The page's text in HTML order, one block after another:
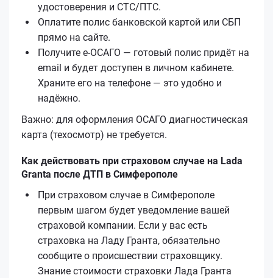
удостоверения и СТС/ПТС.
Оплатите полис банковской картой или СБП
прямо на сайте.
Получите е‑ОСАГО — готовый полис придёт на
email и будет доступен в личном кабинете.
Храните его на телефоне — это удобно и
надёжно.
Важно: для оформления ОСАГО диагностическая
карта (техосмотр) не требуется.
Как действовать при страховом случае на Lada
Granta после ДТП в Симферополе
При страховом случае в Симферополе
первым шагом будет уведомление вашей
страховой компании. Если у вас есть
страховка на Ладу Гранта, обязательно
сообщите о происшествии страховщику.
Знание стоимости страховки Лада Гранта